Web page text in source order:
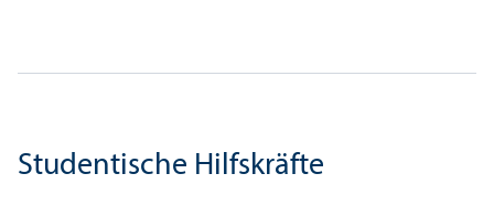
Studentische Hilfskräfte